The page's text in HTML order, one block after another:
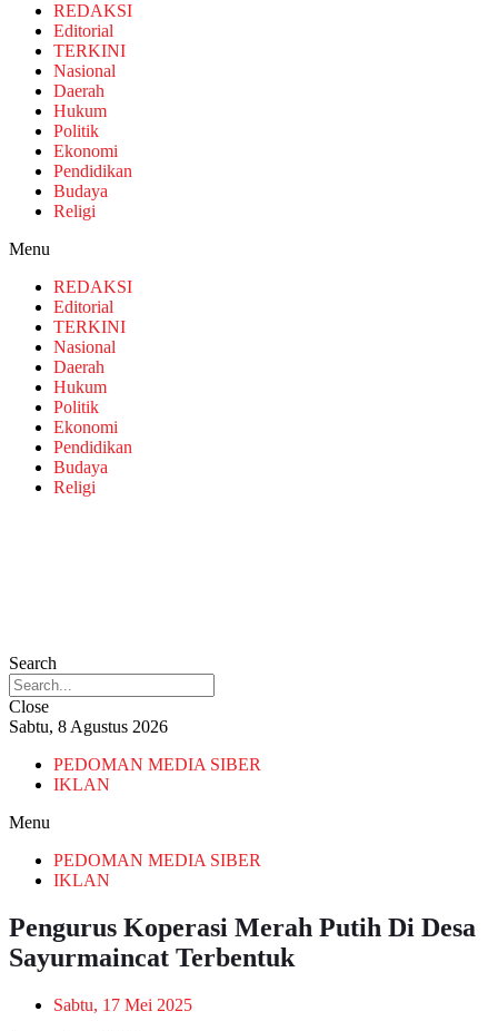
REDAKSI
Editorial
TERKINI
Nasional
Daerah
Hukum
Politik
Ekonomi
Pendidikan
Budaya
Religi
Menu
REDAKSI
Editorial
TERKINI
Nasional
Daerah
Hukum
Politik
Ekonomi
Pendidikan
Budaya
Religi
Search
Close
Sabtu, 8 Agustus 2026
PEDOMAN MEDIA SIBER
IKLAN
Menu
PEDOMAN MEDIA SIBER
IKLAN
Pengurus Koperasi Merah Putih Di Desa
Sayurmaincat Terbentuk
Sabtu, 17 Mei 2025